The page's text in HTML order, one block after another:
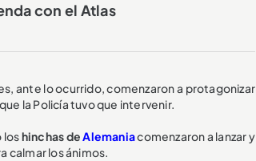
con el Atlas
ante lo ocurrido, comenzaron a protagonizar
la Policía tuvo que intervenir.
loshinchas deAlemaniacomenzaron a lanzar y
calmar los ánimos.